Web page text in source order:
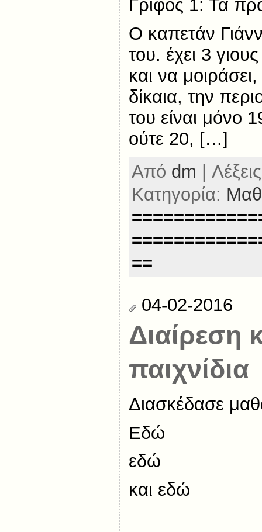
Γρίφος 1: Τα
Ο καπετάν
του. έχει 3
και να
δίκαια, την
του είναι μόνο
ούτε 20, […]
Από dm |
Κατηγορία:
==
04-02-2016
Διαίρεση
παιχνίδια
Διασκέδασε
Εδώ
εδώ
και εδώ